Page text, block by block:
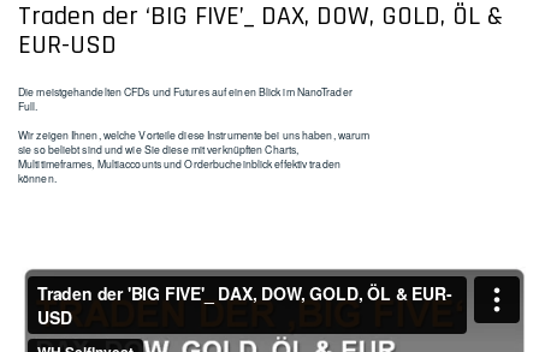
Traden der ‘BIG FIVE’_ DAX, DOW, GOLD, ÖL &
EUR-USD
Die meistgehandelten CFDs und Futures auf einen Blick im NanoTrader
Full.
Wir zeigen Ihnen, welche Vorteile diese Instrumente bei uns haben, warum
sie so beliebt sind und wie Sie diese mit verknüpften Charts,
Multitimeframes, Multiaccounts und Orderbucheinblick effektiv traden
können.